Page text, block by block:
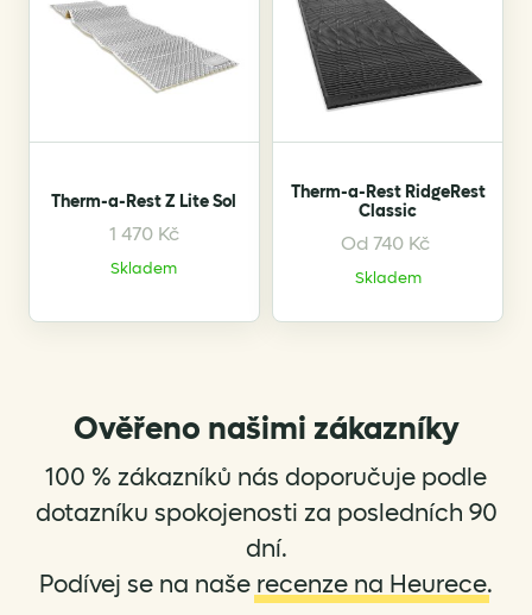
Therm-a-Rest Z Lite Sol
1 470 Kč
Skladem
This
product
multiple
options
may
be
chosen
on
product
Therm-a-Rest RidgeRest
Classic
Od740 Kč
Skladem
This
product
multiple
options
may
be
chosen
on
product
Ověřeno našimi zákazníky
100 % zákazníků nás doporučuje podle
dotazníku spokojenosti za posledních 90
dní.
Podívej se na naše recenze na Heurece.